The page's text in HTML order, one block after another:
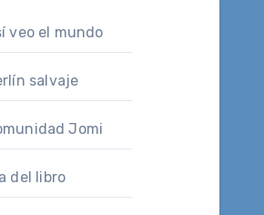
veo el mundo
salvaje
Jomi
del libro